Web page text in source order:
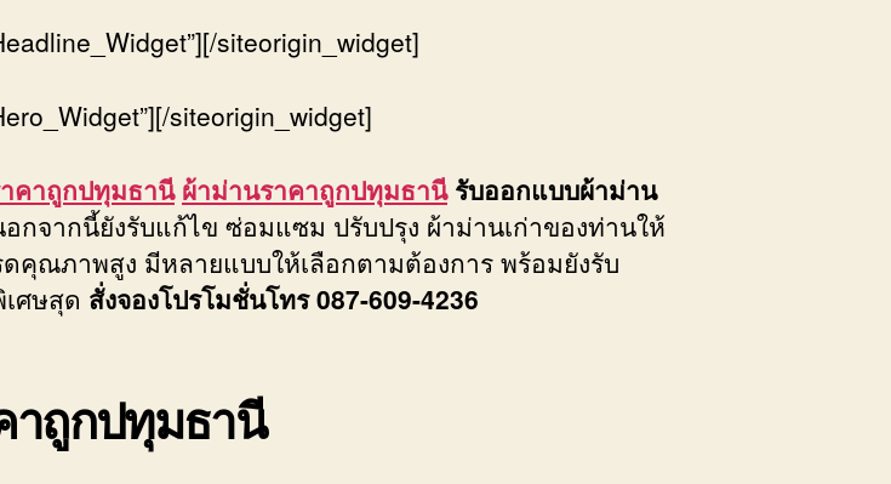
[/siteorigin_widget]
[/siteorigin_widget]
คาถูกปทุมธานี ผ้าม่านราคาถูกปทุมธานีรับออกแบบผ้าม่าน
จากนี้ยังรับแก้ไข ซ่อมแซม ปรับปรุง ผ้าม่านเก่าของท่านให้
คุณภาพสูง มีหลายแบบให้เลือกตามต้องการ พร้อมยังรับ
ศษสุด สั่งจองโปรโมชั่นโทร 087-609-4236
าถูกปทุมธานี